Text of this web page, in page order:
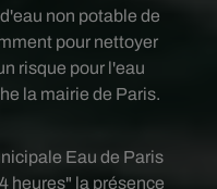
non potable de
pour nettoyer
risque pour l'eau
la mairie de Paris.
Eau de Paris
heures" la présence